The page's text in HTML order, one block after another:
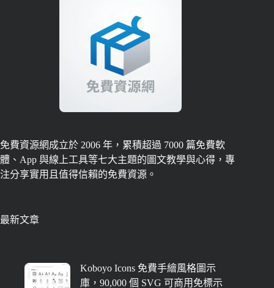
免費資源網成立於 2006 年，累積超過 7000 篇免費軟
體、App 與線上工具等七大主題的圖文教學與心得，專
注分享實用且值得信賴的免費資源。
最新文章
Koboyo Icons 免費手繪風格圖示
庫，90,000 個 SVG 可商用免標示